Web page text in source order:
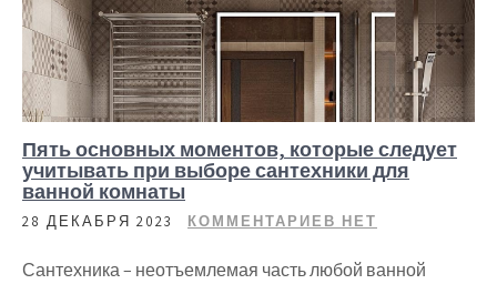
Пять основных моментов, которые следует
учитывать при выборе сантехники для
ванной комнаты
28 ДЕКАБРЯ 2023 КОММЕНТАРИЕВ НЕТ
Сантехника – неотъемлемая часть любой ванной